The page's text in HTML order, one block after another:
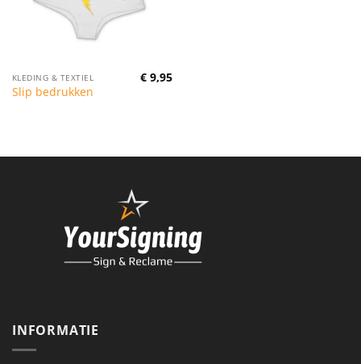
KLEDING & TEXTIEL
Slip bedrukken
€ 9,95
INFORMATIE